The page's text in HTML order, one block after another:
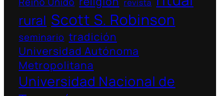
revista
rural Scott S. Robinson
seminario tradición
Universidad Autónoma
Metropolitana
Universidad Nacional de